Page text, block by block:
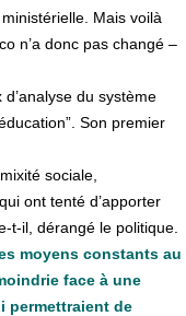
Mais voilà
n’a donc pas changé –
du système
Son premier
sociale,
ont tenté d’apporter
t-il, dérangé le politique.
moyens constants au
face à une
permettraient de